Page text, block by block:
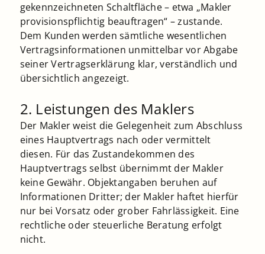
gekennzeichneten Schaltfläche – etwa „Makler
provisionspflichtig beauftragen“ – zustande.
Dem Kunden werden sämtliche wesentlichen
Vertragsinformationen unmittelbar vor Abgabe
seiner Vertragserklärung klar, verständlich und
übersichtlich angezeigt.
2. Leistungen des Maklers
Der Makler weist die Gelegenheit zum Abschluss
eines Hauptvertrags nach oder vermittelt
diesen. Für das Zustandekommen des
Hauptvertrags selbst übernimmt der Makler
keine Gewähr. Objektangaben beruhen auf
Informationen Dritter; der Makler haftet hierfür
nur bei Vorsatz oder grober Fahrlässigkeit. Eine
rechtliche oder steuerliche Beratung erfolgt
nicht.